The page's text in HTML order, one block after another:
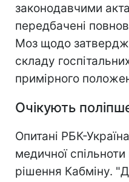
законодавчими
передбачені
Моз щодо
складу
примірного
Очікують
Опитані РБК-
медичної
рішення Кабміну.